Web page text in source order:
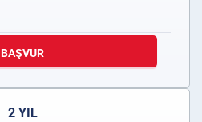
BAŞVUR
2 YIL